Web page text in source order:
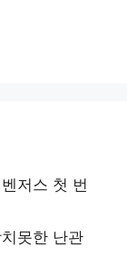
저스 첫 번
못한 난관